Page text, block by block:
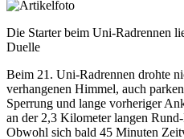
Die Starter beim Uni-Radrennen
Duelle
Beim 21. Uni-Radrennen drohte
verhangenen Himmel, auch
Sperrung und lange vorheriger
an der 2,3 Kilometer langen
Obwohl sich bald 45 Minuten